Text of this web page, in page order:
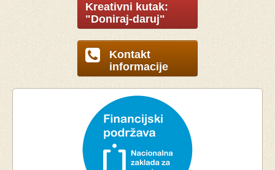
Kreativni kutak:
"Doniraj-daruj"
Kontakt
informacije